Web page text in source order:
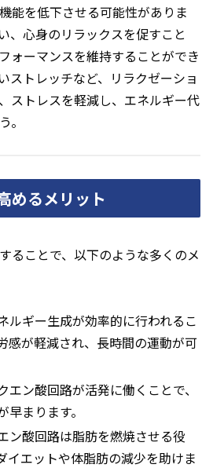
能を低下させる可能性がありま
、心身のリラックスを促すこと
ォーマンスを維持することができ
ストレッチなど、リラクゼーショ
ストレスを軽減し、エネルギー代
。
めるメリット
ることで、以下のような多くのメ
ルギー生成が効率的に行われるこ
感が軽減され、長時間の運動が可
エン酸回路が活発に働くことで、
まります。
ン酸回路は脂肪を燃焼させる役
イエットや体脂肪の減少を助けま